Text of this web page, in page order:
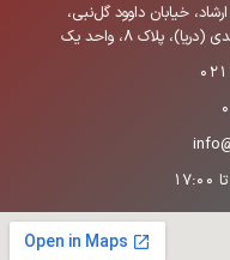
خیابان داوود گل‌نبی،
پلاک 8، واحد یک